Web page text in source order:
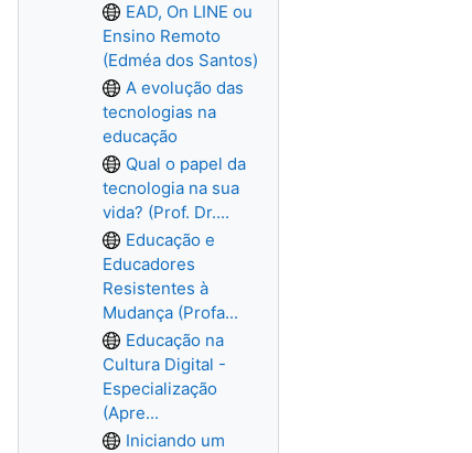
EAD, On LINE ou
Ensino Remoto
(Edméa dos Santos)
A evolução das
tecnologias na
educação
Qual o papel da
tecnologia na sua
vida? (Prof. Dr....
Educação e
Educadores
Resistentes à
Mudança (Profa...
Educação na
Cultura Digital -
Especialização
(Apre...
Iniciando um